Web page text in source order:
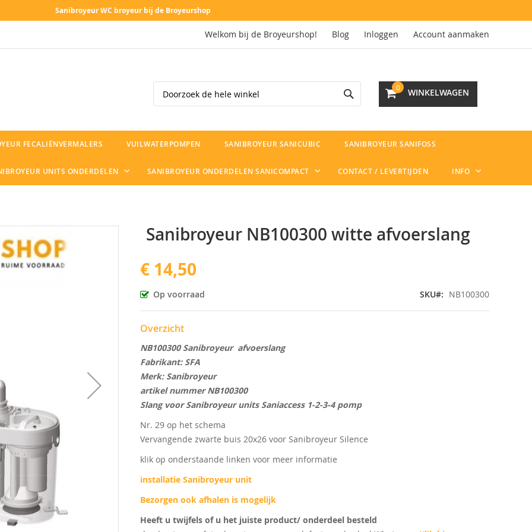
Sanibroyeur WC broyeur bij de Broyeurshop
Welkom bij de Broyeurshop! Blog Inloggen Account aanmaken
WINKELWAGEN
0
Search
FECALIËNVERMALERS VUILWATERPOMPEN SANIBROYEUR SANICUBIC SANIBROYEUR SANIFOSS
UNITS ONDERDELEN SANIBROYEUR ONDERDELEN SANICOMPACT CONTACT / LEVERTIJDEN INFO
Sanibroyeur NB100300 witte afvoerslang
€ 14,50
Op voorraad SKU NB100300
Overzicht
NB100300 Sanibroyeur afvoerslang
Fabrikant: SFA
Merk: Sanibroyeur
artikel nummer NB100300
Slang voor Sanibroyeur units Saniaccess 1-2-3-4 pomp
Nr. 29 op het schema
Vervangende zwarte buis 20x26 voor Sanibroyeur Silence
klik op onderstaande linken voor meer informatie
installatie Sanibroyeur unit
Bezorgen ook afhalen is mogelijk
Heeft u twijfels of u het juiste product/ onderdeel besteld